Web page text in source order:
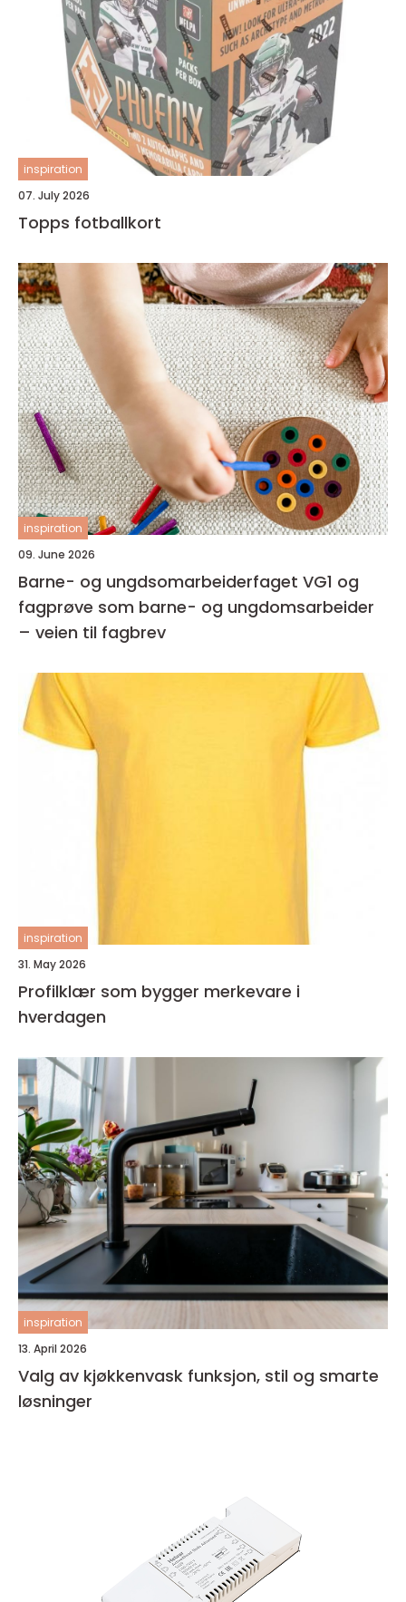
inspiration
07. July 2026
Topps fotballkort
inspiration
09. June 2026
Barne- og ungdsomarbeiderfaget VG1 og
fagprøve som barne- og ungdomsarbeider
– veien til fagbrev
inspiration
31. May 2026
Profilklær som bygger merkevare i
hverdagen
inspiration
13. April 2026
Valg av kjøkkenvask funksjon, stil og smarte
løsninger